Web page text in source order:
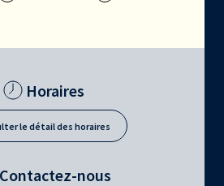
Horaires
le détail des horaires
Contactez-nous